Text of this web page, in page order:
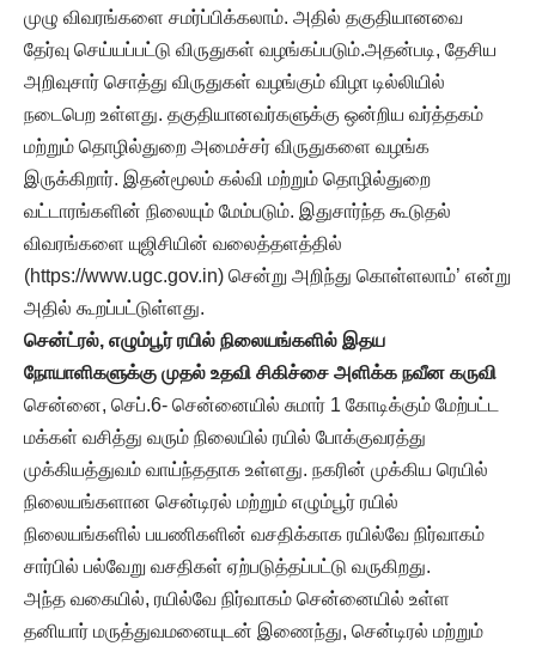
முழு விவரங்களை சமர்ப்பிக்கலாம். அதில் தகுதியானவை
தேர்வு செய்யப்பட்டு விருதுகள் வழங்கப்படும்.அதன்படி, தேசிய
அறிவுசார் சொத்து விருதுகள் வழங்கும் விழா டில்லியில்
நடைபெற உள்ளது. தகுதியானவர்களுக்கு ஒன்றிய வர்த்தகம்
மற்றும் தொழில்துறை அமைச்சர் விருதுகளை வழங்க
இருக்கிறார். இதன்மூலம் கல்வி மற்றும் தொழில்துறை
வட்டாரங்களின் நிலையும் மேம்படும். இதுசார்ந்த கூடுதல்
விவரங்களை யுஜிசியின் வலைத்தளத்தில்
(https://www.ugc.gov.in) சென்று அறிந்து கொள்ளலாம்’ என்று
அதில் கூறப்பட்டுள்ளது.
சென்ட்ரல், எழும்பூர் ரயில் நிலையங்களில் இதய
நோயாளிகளுக்கு முதல் உதவி சிகிச்சை அளிக்க நவீன கருவி
சென்னை, செப்.6- சென்னையில் சுமார் 1 கோடிக்கும் மேற்பட்ட
மக்கள் வசித்து வரும் நிலையில் ரயில் போக்குவரத்து
முக்கியத்துவம் வாய்ந்ததாக உள்ளது. நகரின் முக்கிய ரெயில்
நிலையங்களான சென்டிரல் மற்றும் எழும்பூர் ரயில்
நிலையங்களில் பயணிகளின் வசதிக்காக ரயில்வே நிர்வாகம்
சார்பில் பல்வேறு வசதிகள் ஏற்படுத்தப்பட்டு வருகிறது.
அந்த வகையில், ரயில்வே நிர்வாகம் சென்னையில் உள்ள
தனியார் மருத்துவமனையுடன் இணைந்து, சென்டிரல் மற்றும்